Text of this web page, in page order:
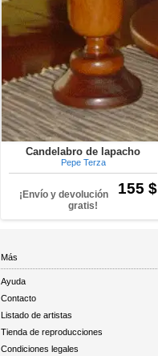
Candelabro de lapacho
Pepe Terza
155 $
¡Envío y devolución
gratis!
Más
Ayuda
Contacto
Listado de artistas
Tienda de reproducciones
Condiciones legales